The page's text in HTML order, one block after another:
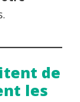
de
les